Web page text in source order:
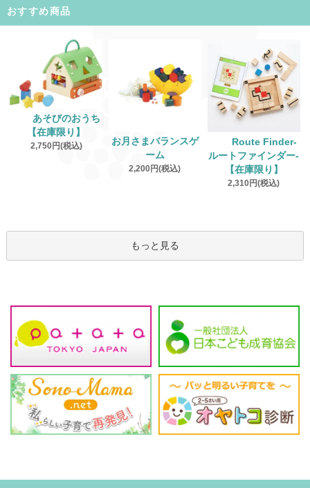
おすすめ商品
あそびのおうち
【在庫限り】
2,750円(税込)
お月さまバランスゲ
ーム
2,200円(税込)
Route Finder‐
ルートファインダー‐
【在庫限り】
2,310円(税込)
もっと見る